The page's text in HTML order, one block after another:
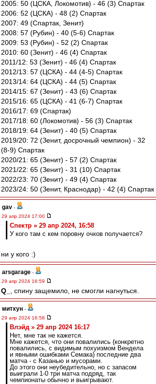
2005: 50 (ЦСКА, Локомотив) - 46 (3) Спартак
2006: 52 (ЦСКА) - 48 (2) Спартак
2007: 49 (Спартак, Зенит)
2008: 57 (Рубин) - 40 (5-6) Спартак
2009: 53 (Рубин) - 52 (2) Спартак
2010: 60 (Зенит) - 46 (4) Спартак
2011/12: 53 (Зенит) - 46 (4) Спартак
2012/13: 57 (ЦСКА) - 44 (4-5) Спартак
2013/14: 64 (ЦСКА) - 44 (5) Спартак
2014/15: 67 (Зенит) - 43 (6) Спартак
2015/16: 65 (ЦСКА) - 41 (6-7) Спартак
2016/17: 69 (Спартак)
2017/18: 60 (Локомотив) - 56 (3) Спартак
2018/19: 64 (Зенит) - 40 (5) Спартак
2019/20: 72 (Зенит, досрочный чемпион) - 32
(8-9) Спартак
2020/21: 65 (Зенит) - 57 (2) Спартак
2021/22: 65 (Зенит) - 31 (10) Спартак
2022/23: 70 (Зенит) - 49 (4) Спартак
2023/24: 50 (Зенит, Краснодар) - 42 (4) Спартак
gav -
29 апр 2024 17:00
Спектр » 29 апр 2024, 16:58
У кого там с кем поровну очков получается?
ни у кого :)
arsgarage -
29 апр 2024 16:59
Q_ , спину защемило, не смогли нагнуться.
митхун -
29 апр 2024 16:58
Влэйд » 29 апр 2024 16:17
Нет, мне так не кажется.
Мне кажется, что они повалились (конкретно
повалились, с видимым похуизмом Вендела
и явными ошибками Семака) последние два
матча - с Казанью и мусорами.
До этого они неубедительно, но с запасом
выиграли 1-0 три матча подряд, так
чемпионаты обычно и выигрывают.